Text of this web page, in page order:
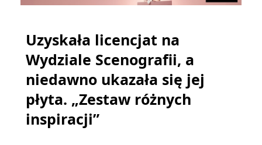
Uzyskała licencjat na
Wydziale Scenografii, a
niedawno ukazała się jej
płyta. „Zestaw różnych
inspiracji”